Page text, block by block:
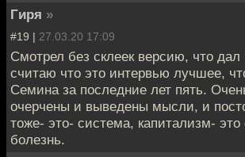
Гиря »
#19 | 27.03.20 17:09
Смотрел без склеек версию, что
считаю что это интервью лучшее,
Семина за последние лет пять.
очерчены и выведены мысли, и
тоже- это- система, капитализм- это
болезнь.